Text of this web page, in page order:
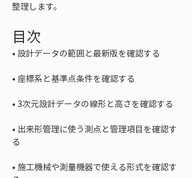
整理します。
目次
•
•
•
• 出来形管理に使う測点と管理項目を確認す
• 施工機械や測量機器で使える形式を確認す